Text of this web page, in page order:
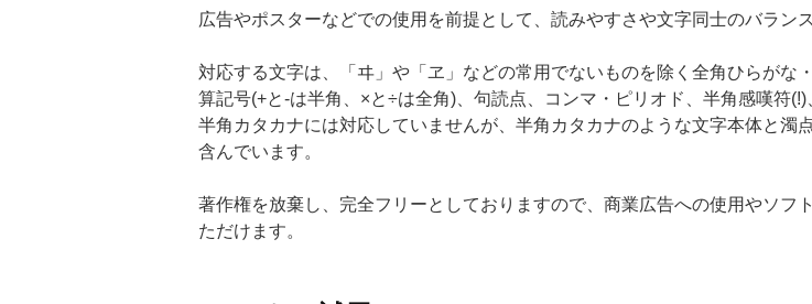
広告やポスターなどでの使用を前提として、読みやすさや文字同士のバラン
対応する文字は、「ヰ」や「ヱ」などの常用でないものを除く全角ひらが
算記号(+と-は半角、×と÷は全角)、句読点、コンマ・ピリオド、半角感嘆符
半角カタカナには対応していませんが、半角カタカナのような文字本体と
含んでいます。
著作権を放棄し、完全フリーとしておりますので、商業広告への使用やソ
ただけます。